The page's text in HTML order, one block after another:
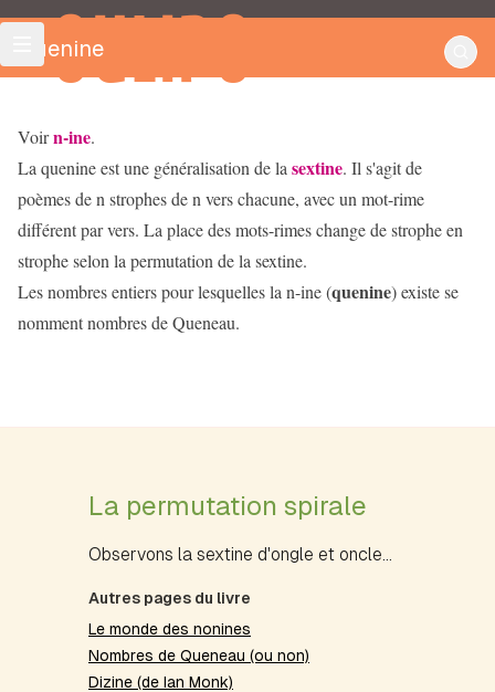
OULIPO
Quenine
Voirn-ine.
La quenine est une généralisation de la sextine. Il s'agit de
poèmes de n strophes de n vers chacune, avec un mot-rime
différent par vers. La place des mots-rimes change de strophe en
strophe selon la permutation de la sextine.
Les nombres entiers pour lesquelles la n-ine (quenine) existe se
nomment nombres de Queneau.
La permutation spirale
Observons la sextine d'ongle et oncle...
Autres pages du livre
Le monde des nonines
Nombres de Queneau (ou non)
Dizine (de Ian Monk)